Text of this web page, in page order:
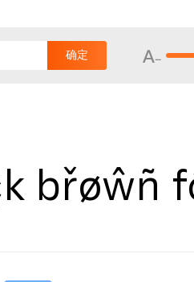
确定
břøŵñ